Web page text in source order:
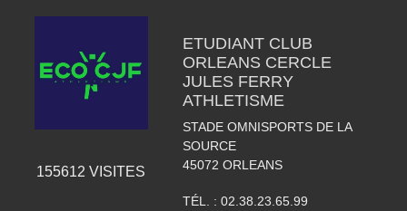
155612 VISITES
ETUDIANT CLUB
ORLEANS CERCLE
JULES FERRY
ATHLETISME
STADE OMNISPORTS DE LA
SOURCE
45072 ORLEANS
TÉL. : 02.38.23.65.99